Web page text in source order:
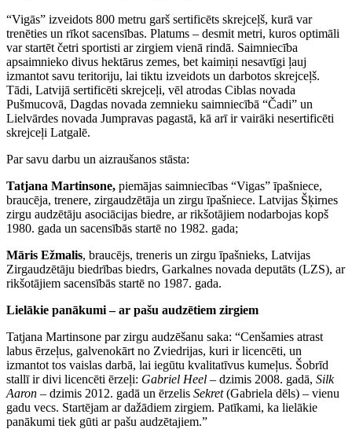
“Vigās” izveidots 800 metru garš sertificēts skrejceļš, kurā var
trenēties un rīkot sacensības. Platums – desmit metri, kuros optimāli
var startēt četri sportisti ar zirgiem vienā rindā. Saimniecība
apsaimnieko divus hektārus zemes, bet kaimiņi nesavtīgi ļauj
izmantot savu teritoriju, lai tiktu izveidots un darbotos skrejceļš.
Tādi, Latvijā sertificēti skrejceļi, vēl atrodas Ciblas novada
Pušmucovā, Dagdas novada zemnieku saimniecībā “Čadi” un
Lielvārdes novada Jumpravas pagastā, kā arī ir vairāki nesertificēti
skrejceļi Latgalē.
Par savu darbu un aizraušanos stāsta:
Tatjana Martinsone, piemājas saimniecības “Vigas” īpašniece,
braucēja, trenere, zirgaudzētāja un zirgu īpašniece. Latvijas Šķirnes
zirgu audzētāju asociācijas biedre, ar rikšotājiem nodarbojas kopš
1980. gada un sacensībās startē no 1982. gada;
Māris Ežmalis, braucējs, treneris un zirgu īpašnieks, Latvijas
Zirgaudzētāju biedrības biedrs, Garkalnes novada deputāts (LZS), ar
rikšotājiem sacensībās startē no 1987. gada.
Lielākie panākumi – ar pašu audzētiem zirgiem
Tatjana Martinsone par zirgu audzēšanu saka: “Cenšamies atrast
labus ērzeļus, galvenokārt no Zviedrijas, kuri ir licencēti, un
izmantot tos vaislas darbā, lai iegūtu kvalitatīvus kumeļus. Šobrīd
stallī ir divi licencēti ērzeļi: Gabriel Heel – dzimis 2008. gadā, Silk
Aaron – dzimis 2012. gadā un ērzelis Sekret(Gabriela dēls) – vienu
gadu vecs. Startējam ar dažādiem zirgiem. Patīkami, ka lielākie
panākumi tiek gūti ar pašu audzētajiem.”